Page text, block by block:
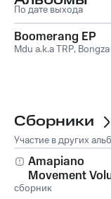
По дате выхода
Boomerang EP
Mdu a.k.a TRP, Bongza
Сборники
Участие в других
Amapiano
Movement
5
сборник